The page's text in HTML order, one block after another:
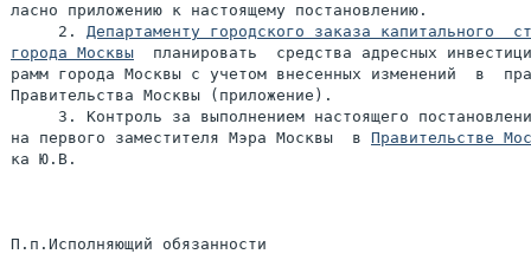
ласно приложению к настоящему постановлению.
     2.
Департаменту городского заказа капитального
города Москвы
планировать  средства адресных
рамм города Москвы с учетом внесенных изменений  в
Правительства Москвы (приложение).
3. Контроль за выполнением настоящего
на первого заместителя Мэра Москвы  в Правительстве
ка Ю.В.
П.п.Исполняющий обязанности